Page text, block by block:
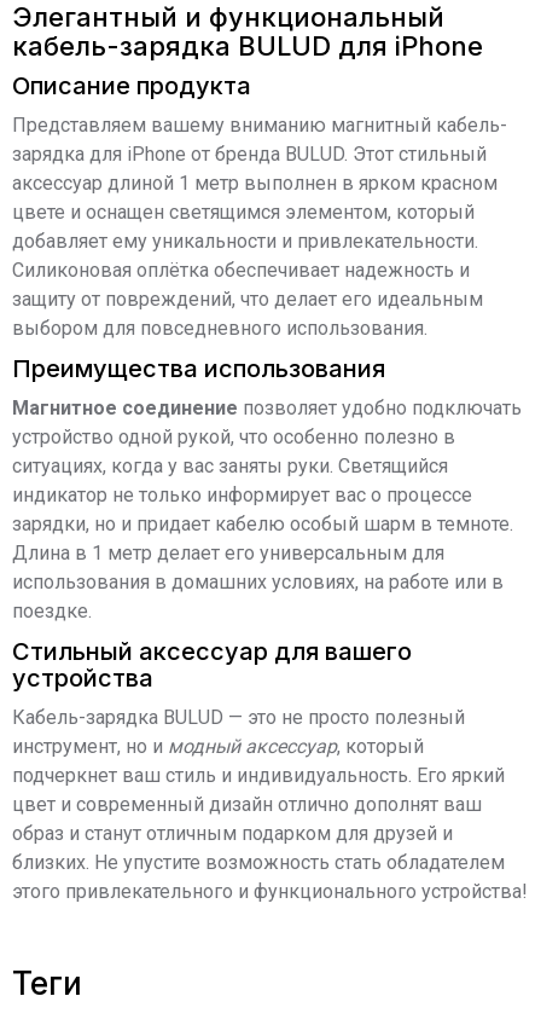
Элегантный и функциональный
кабель-зарядка BULUD для iPhone
Описание продукта
Представляем вашему вниманию магнитный кабель-
зарядка для iPhone от бренда BULUD. Этот стильный
аксессуар длиной 1 метр выполнен в ярком красном
цвете и оснащен светящимся элементом, который
добавляет ему уникальности и привлекательности.
Силиконовая оплётка обеспечивает надежность и
защиту от повреждений, что делает его идеальным
выбором для повседневного использования.
Преимущества использования
Магнитное соединение позволяет удобно подключать
устройство одной рукой, что особенно полезно в
ситуациях, когда у вас заняты руки. Светящийся
индикатор не только информирует вас о процессе
зарядки, но и придает кабелю особый шарм в темноте.
Длина в 1 метр делает его универсальным для
использования в домашних условиях, на работе или в
поездке.
Стильный аксессуар для вашего
устройства
Кабель-зарядка BULUD — это не просто полезный
инструмент, но и модный аксессуар, который
подчеркнет ваш стиль и индивидуальность. Его яркий
цвет и современный дизайн отлично дополнят ваш
образ и станут отличным подарком для друзей и
близких. Не упустите возможность стать обладателем
этого привлекательного и функционального устройства!
теги